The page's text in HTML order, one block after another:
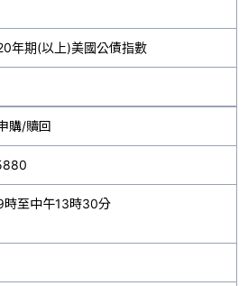
年期(以上)美國公債指數
購/贖回
時至中午13時30分